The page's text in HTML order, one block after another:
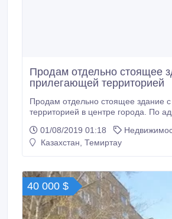
Продам отдельно стоящее
прилегающей территорией
Продам отдельно стоящее здание
территорией в центре города. По
Имеются все коммуникации. Два
Площадь помещения 170 кв. м.
01/08/2019 01:18
Казахстан, Темиртау
40 000 $